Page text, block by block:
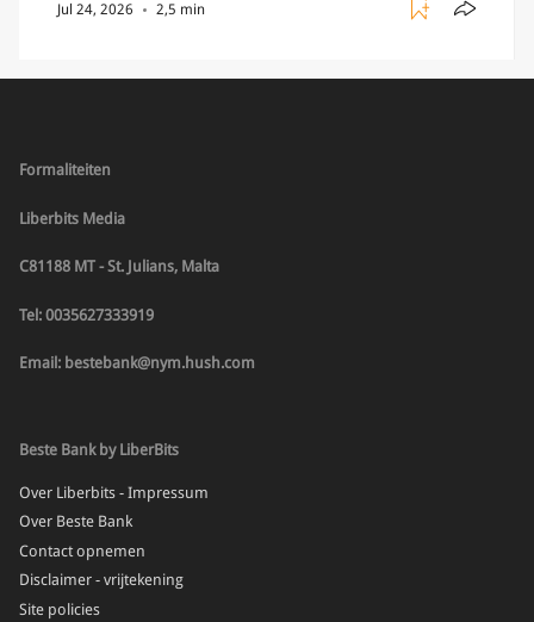
exchange vooral bekend om het brede aanbod in
Jul 24, 2026 2,5 min
Formaliteiten
Liberbits Media
C81188 MT - St. Julians, Malta
Tel: 0035627333919
Email: bestebank@nym.hush.com
Beste Bank by LiberBits
Over Liberbits - Impressum
Over Beste Bank
Contact opnemen
Disclaimer - vrijtekening
Site policies